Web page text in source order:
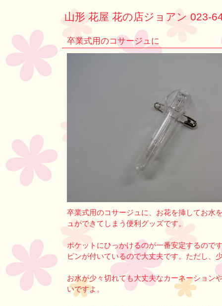
山形 花屋 花の店ジョアン 023-
卒業式用のコサージュに
卒業式用のコサージュに、お花を挿してお水
ュができてしまう便利グッズです。
ポケットにひっかけるのが一番安定するので
ピンが付いているので大丈夫です。ただし、
お水が少々切れても大丈夫なカーネーション
いですよ。